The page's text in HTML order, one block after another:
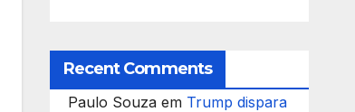
Recent Comments
Paulo Souzaem Trump dispara